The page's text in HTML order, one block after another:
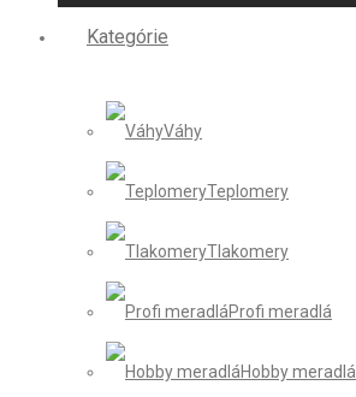
Kategórie
Váhy
Teplomery
Tlakomery
Profi meradlá
Hobby meradlá